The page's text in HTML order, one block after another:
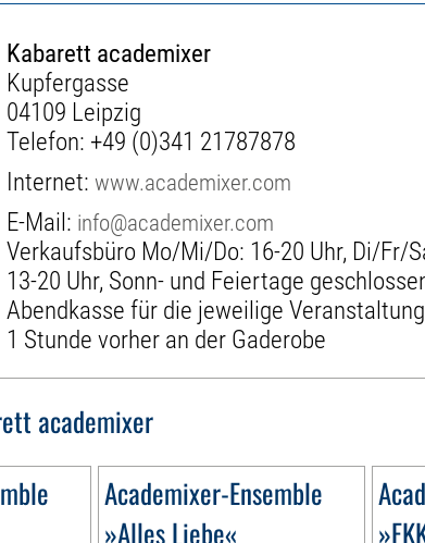
Kabarett academixer
Kupfergasse
04109 Leipzig
Telefon: +49 (0)341 21787878
Internet:www.academixer.com
E-Mail: info@academixer.com
Verkaufsbüro Mo/Mi/Do: 16-20 Uhr, Di/Fr/
13-20 Uhr, Sonn- und Feiertage
Abendkasse für die jeweilige
1 Stunde vorher an der Gaderobe
academixer
Academixer-Ensemble
»Alles Liebe«